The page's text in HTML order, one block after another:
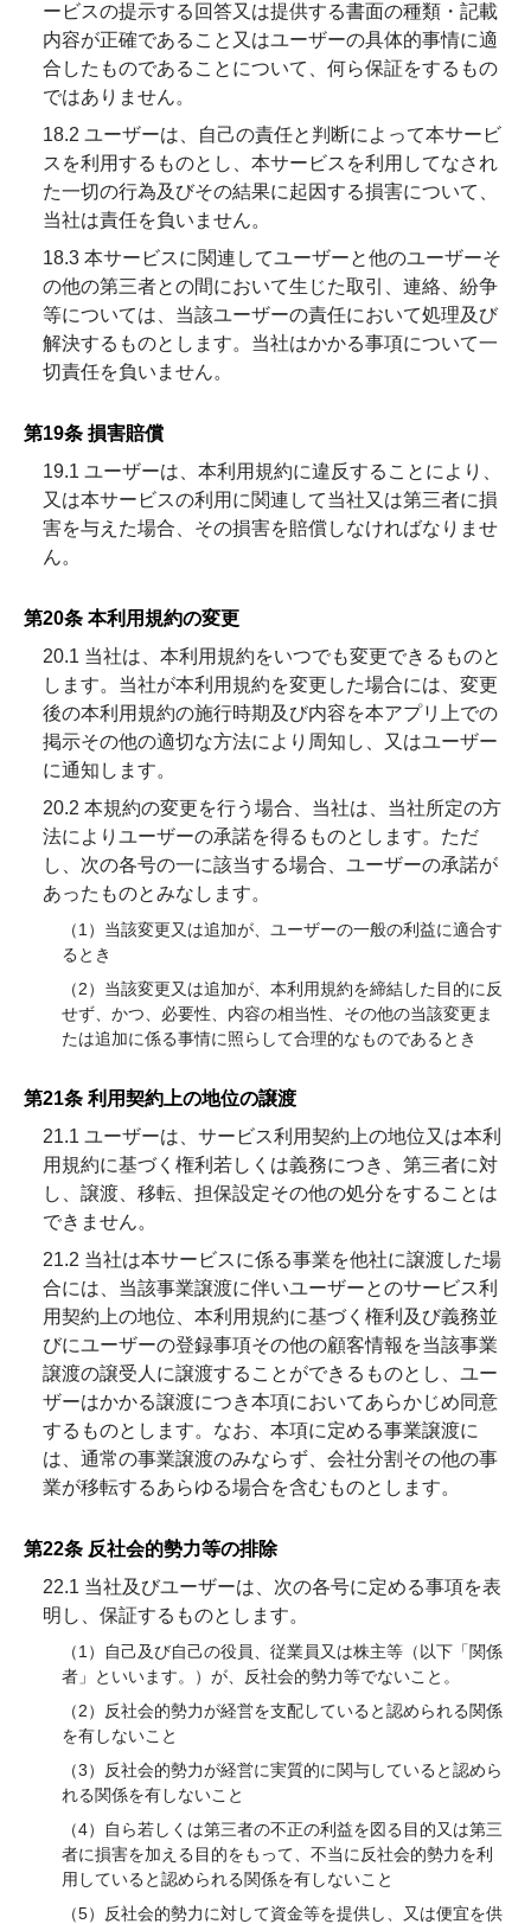
ービスの提示する回答又は提供する書面の種類・記載
内容が正確であること又はユーザーの具体的事情に適
合したものであることについて、何ら保証をするもの
ではありません。
18.2 ユーザーは、自己の責任と判断によって本サービ
スを利用するものとし、本サービスを利用してなされ
た一切の行為及びその結果に起因する損害について、
当社は責任を負いません。
18.3 本サービスに関連してユーザーと他のユーザーそ
の他の第三者との間において生じた取引、連絡、紛争
等については、当該ユーザーの責任において処理及び
解決するものとします。当社はかかる事項について一
切責任を負いません。
第19条 損害賠償
19.1 ユーザーは、本利用規約に違反することにより、
又は本サービスの利用に関連して当社又は第三者に損
害を与えた場合、その損害を賠償しなければなりませ
ん。
第20条 本利用規約の変更
20.1 当社は、本利用規約をいつでも変更できるものと
します。当社が本利用規約を変更した場合には、変更
後の本利用規約の施行時期及び内容を本アプリ上での
掲示その他の適切な方法により周知し、又はユーザー
に通知します。
20.2 本規約の変更を行う場合、当社は、当社所定の方
法によりユーザーの承諾を得るものとします。ただ
し、次の各号の一に該当する場合、ユーザーの承諾が
あったものとみなします。
（1）当該変更又は追加が、ユーザーの一般の利益に適合す
るとき
（2）当該変更又は追加が、本利用規約を締結した目的に反
せず、かつ、必要性、内容の相当性、その他の当該変更ま
たは追加に係る事情に照らして合理的なものであるとき
第21条 利用契約上の地位の譲渡
21.1 ユーザーは、サービス利用契約上の地位又は本利
用規約に基づく権利若しくは義務につき、第三者に対
し、譲渡、移転、担保設定その他の処分をすることは
できません。
21.2 当社は本サービスに係る事業を他社に譲渡した場
合には、当該事業譲渡に伴いユーザーとのサービス利
用契約上の地位、本利用規約に基づく権利及び義務並
びにユーザーの登録事項その他の顧客情報を当該事業
譲渡の譲受人に譲渡することができるものとし、ユー
ザーはかかる譲渡につき本項においてあらかじめ同意
するものとします。なお、本項に定める事業譲渡に
は、通常の事業譲渡のみならず、会社分割その他の事
業が移転するあらゆる場合を含むものとします。
第22条 反社会的勢力等の排除
22.1 当社及びユーザーは、次の各号に定める事項を表
明し、保証するものとします。
（1）自己及び自己の役員、従業員又は株主等（以下「関係
者」といいます。）が、反社会的勢力等でないこと。
（2）反社会的勢力が経営を支配していると認められる関係
を有しないこと
（3）反社会的勢力が経営に実質的に関与していると認めら
れる関係を有しないこと
（4）自ら若しくは第三者の不正の利益を図る目的又は第三
者に損害を加える目的をもって、不当に反社会的勢力を利
用していると認められる関係を有しないこと
（5）反社会的勢力に対して資金等を提供し、又は便宜を供